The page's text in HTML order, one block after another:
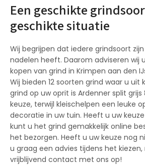
Een geschikte
geschikte situatie
Wij begrijpen dat iedere grindsoort
nadelen heeft. Daarom adviseren wij
kopen van grind in Krimpen aan den
Wij bieden 12 soorten grind waar u uit
grind op uw oprit is Ardenner split grijs
keuze, terwijl kleischelpen een leuke
decoratie in uw tuin. Heeft u uw
kunt u het grind gemakkelijk online
het bezorgen. Heeft u uw keuze nog
u graag een advies tijdens het
vrijblijvend contact met ons op!